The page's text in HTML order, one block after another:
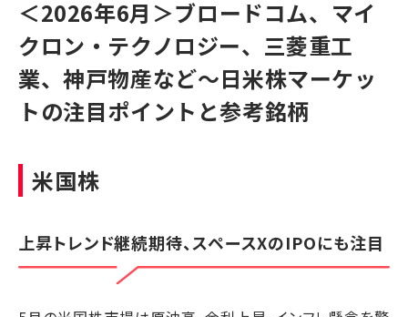
＜2026年6月＞ブロードコム、マイ
クロン・テクノロジー、三菱重工
業、神戸物産など～日米株マーケッ
トの注目ポイントと参考銘柄
米国株
上昇トレンド継続期待、スペースXのIPOにも注目